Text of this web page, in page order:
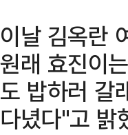
이날 김옥란
원래 효진이
도 밥하러 갈
다녔다"고 밝